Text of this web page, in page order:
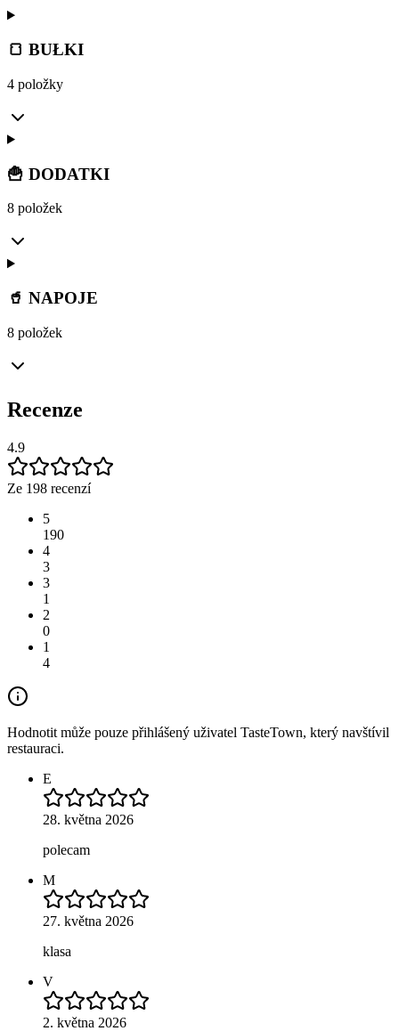
🍞 BUŁKI
4 položky
🍟 DODATKI
8 položek
🥤 NAPOJE
8 položek
Recenze
4.9
Ze 198 recenzí
5
190
4
3
3
1
2
0
1
4
Hodnotit může pouze přihlášený uživatel TasteTown, který navštívil
restauraci.
E
28. května 2026
polecam
M
27. května 2026
klasa
V
2. května 2026